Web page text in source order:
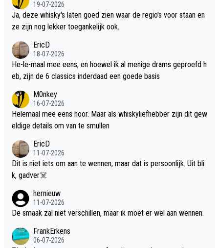
19-07-2026
Ja, deze whisky's laten goed zien waar de regio's voor staan en
ze zijn nog lekker toegankelijk ook.
EricD
18-07-2026
He-le-maal mee eens, en hoewel ik al menige drams geproefd h
eb, zijn de 6 classics inderdaad een goede basis
M0nkey
16-07-2026
Helemaal mee eens hoor. Maar als whiskyliefhebber zijn dit gew
eldige details om van te smullen
EricD
11-07-2026
Dit is niet iets om aan te wennen, maar dat is persoonlijk. Uit bli
k, gadver☠️
hernieuw
11-07-2026
De smaak zal niet verschillen, maar ik moet er wel aan wennen.
FrankErkens
06-07-2026